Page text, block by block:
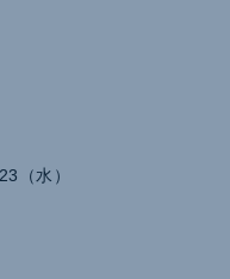
（水）